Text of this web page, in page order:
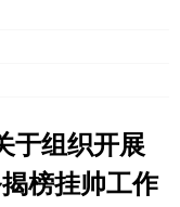
于组织开展
榜挂帅工作